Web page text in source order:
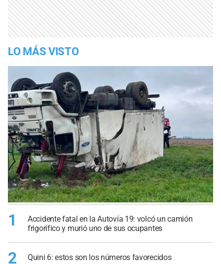
LO MÁS VISTO
1
Accidente fatal en la Autovía 19: volcó un camión
frigorífico y murió uno de sus ocupantes
2 Quini 6: estos son los números favorecidos